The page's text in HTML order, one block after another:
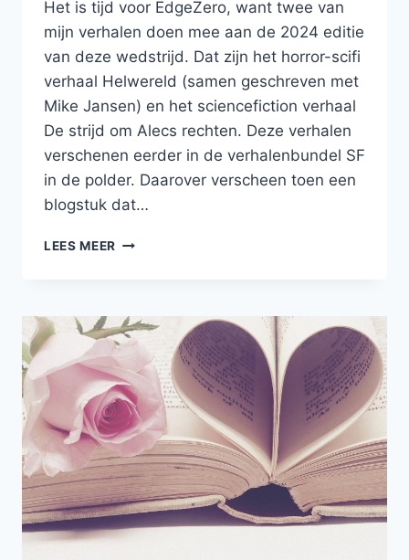
Het is tijd voor EdgeZero, want twee van
mijn verhalen doen mee aan de 2024 editie
van deze wedstrijd. Dat zijn het horror-scifi
verhaal Helwereld (samen geschreven met
Mike Jansen) en het sciencefiction verhaal
De strijd om Alecs rechten. Deze verhalen
verschenen eerder in de verhalenbundel SF
in de polder. Daarover verscheen toen een
blogstuk dat…
LEES MEER TWEE
–
DE
BESTE
NEDERLANDSE
GENREVERHALEN
UIT
2023